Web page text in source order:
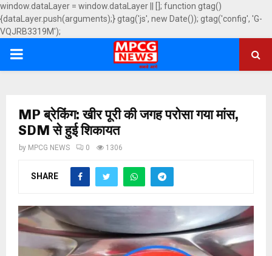
window.dataLayer = window.dataLayer || []; function gtag()
{dataLayer.push(arguments);} gtag('js', new Date()); gtag('config', 'G-
VQJRB3319M');
PRIMARY
MP ब्रेकिंग: खीर पूरी की जगह परोसा गया मांस,
SDM से हुई शिकायत
by MPCG NEWS 0 1306
SHARE